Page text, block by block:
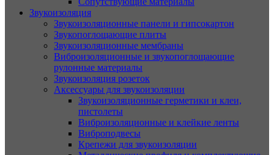
Звукоизоляция
Звукоизоляционные панели и гипсокартон
Звукопоглощающие плиты
Звукоизоляционные мембраны
Виброизоляционные и звукопоглощающие
рулонные материалы
Звукоизоляция розеток
Аксессуары для звукоизоляции
Звукоизоляционные герметики и клеи,
пистолеты
Виброизоляционные и клейкие ленты
Виброподвесы
Крепежи для звукоизоляции